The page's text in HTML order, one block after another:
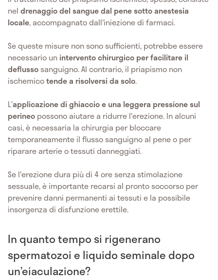
nel drenaggio del sangue dal pene sotto anestesia
locale, accompagnato dall'iniezione di farmaci.
Se queste misure non sono sufficienti, potrebbe essere
necessario un intervento chirurgico per facilitare il
deflusso sanguigno. Al contrario, il priapismo non
ischemicotende a risolversi da solo.
L'applicazione di ghiaccio e una leggera pressione sul
perineo possono aiutare a ridurre l'erezione. In alcuni
casi, è necessaria la chirurgia per bloccare
temporaneamente il flusso sanguigno al pene o per
riparare arterie o tessuti danneggiati.
Se l'erezione dura più di 4 ore senza stimolazione
sessuale, è importante recarsi al pronto soccorso per
prevenire danni permanenti ai tessuti e la possibile
insorgenza di disfunzione erettile.
In quanto tempo si rigenerano
spermatozoi e liquido seminale dopo
un’eiaculazione?